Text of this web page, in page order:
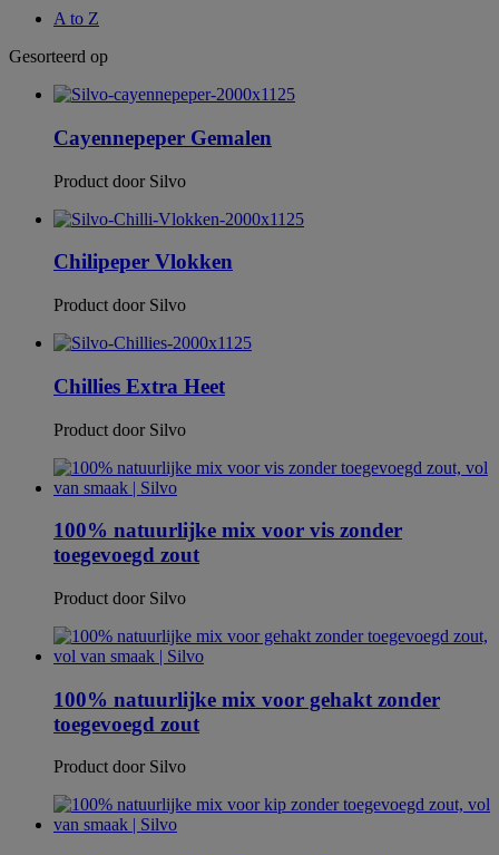
A to Z
Gesorteerd op
Cayennepeper Gemalen
Product door Silvo
Chilipeper Vlokken
Product door Silvo
Chillies Extra Heet
Product door Silvo
100% natuurlijke mix voor vis zonder
toegevoegd zout
Product door Silvo
100% natuurlijke mix voor gehakt zonder
toegevoegd zout
Product door Silvo